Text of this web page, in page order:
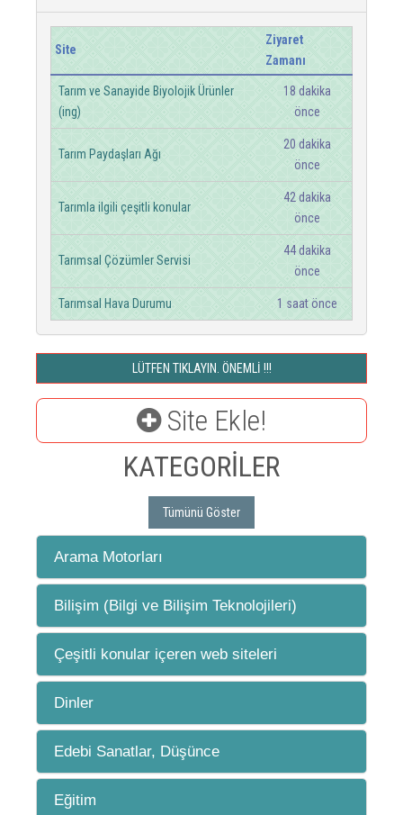
Site
Ziyaret
Zamanı
Tarım ve Sanayide Biyolojik Ürünler
(ing)
18 dakika
önce
Tarım Paydaşları Ağı
20 dakika
önce
Tarımla ilgili çeşitli konular
42 dakika
önce
Tarımsal Çözümler Servisi
44 dakika
önce
Tarımsal Hava Durumu 1 saat önce
LÜTFEN TIKLAYIN. ÖNEMLİ !!!
Site Ekle!
KATEGORİLER
Tümünü Göster
Arama Motorları
Bilişim (Bilgi ve Bilişim Teknolojileri)
Çeşitli konular içeren web siteleri
Dinler
Edebi Sanatlar, Düşünce
Eğitim